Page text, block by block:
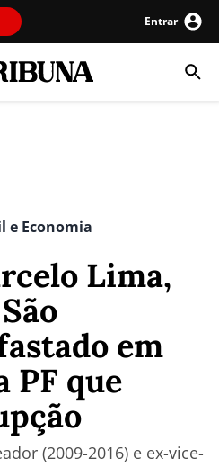
Entrar
e Economia
Lima,
em
PF que
(2009-2016) e ex-vice-